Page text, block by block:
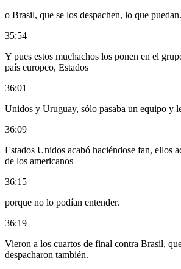
o Brasil, que se los despachen, lo que
35:54
Y pues estos muchachos los ponen en el
país europeo, Estados
36:01
Unidos y Uruguay, sólo pasaba un equipo y
36:09
Estados Unidos acabó haciéndose fan, ellos
de los americanos
36:15
porque no lo podían entender.
36:19
Vieron a los cuartos de final contra Brasil,
despacharon también.